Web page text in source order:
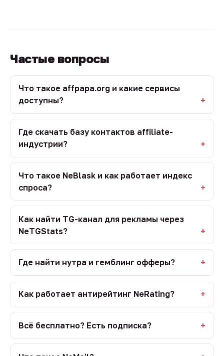
Частые вопросы
Что такое affpapa.org и какие сервисы
доступны?
Где скачать базу контактов affiliate-
индустрии?
Что такое NeBlask и как работает индекс
спроса?
Как найти TG-канал для рекламы через
NeTGStats?
Где найти нутра и гемблинг офферы?
Как работает антирейтинг NeRating?
Всё бесплатно? Есть подписка?